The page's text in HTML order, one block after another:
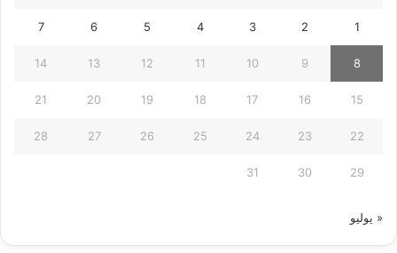
1
2
3
4
5
6
7
8
9
10
11
12
13
14
15
16
17
18
19
20
21
22
23
24
25
26
27
28
29
30
31
« يوليو